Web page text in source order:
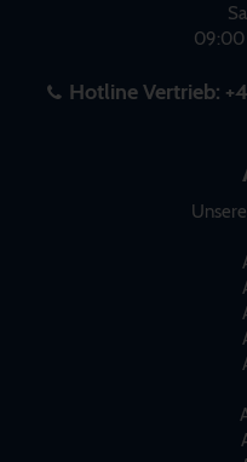
09:00
Hotline Vertrieb: